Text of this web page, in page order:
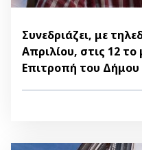
Συνεδριάζει, με
Απριλίου, στις 12
Επιτροπή του